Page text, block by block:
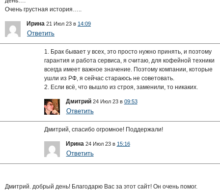
Очень грустная история…..
Ирина 21 Июл 23 в 14:09
Ответить
1. Брак бывает у всех, это просто нужно принять, и поэтому
гарантия и работа сервиса, я считаю, для кофейной техники
всегда имеет важное значение. Поэтому компании, которые
ушли из РФ, я сейчас стараюсь не советовать.
2. Если всё, что вышло из строя, заменили, то никаких.
Дмитрий 24 Июл 23 в 09:53
Ответить
Дмитрий, спасибо огромное! Поддержали!
Ирина 24 Июл 23 в 15:16
Ответить
Дмитрий. добрый день! Благодарю Вас за этот сайт! Он очень помог.